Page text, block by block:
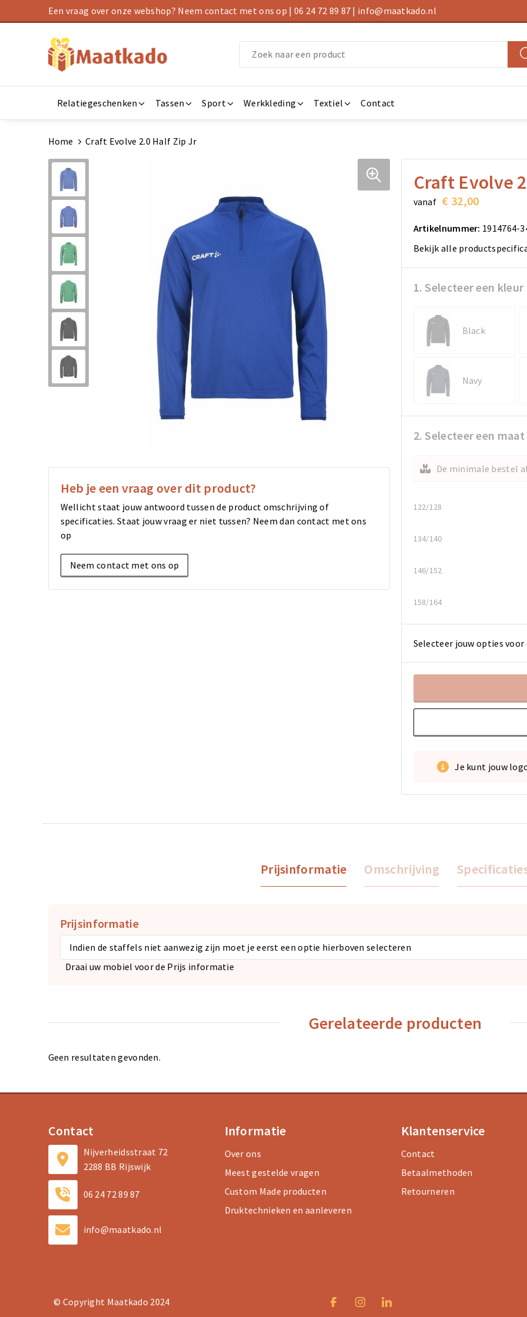
Een vraag over onze webshop? Neem contact met ons op | 06 24 72 89 87 | info@maatkado.nl
Relatiegeschenken Tassen Sport Werkkleding Textiel Contact
Home Craft Evolve 2.0 Half Zip Jr
Heb je een vraag over dit product?
Wellicht staat jouw antwoord tussen de product omschrijving of
specificaties. Staat jouw vraag er niet tussen? Neem dan contact met ons
op
Neem contact met ons op
Craft Evolve
vanaf € 32,00
Artikelnummer: 1914764-
Bekijk alle
1. Selecteer een kleur
Black
Navy
2. Selecteer een maat
De minimale bestel
122/128
134/140
146/152
158/164
Selecteer jouw opties voor
Je kunt jouw
Prijsinformatie Omschrijving
Prijsinformatie
Indien de staffels niet aanwezig zijn moet je eerst een optie hierboven selecteren
Draai uw mobiel voor de Prijs informatie
Gerelateerde producten
Geen resultaten gevonden.
Contact
Nijverheidsstraat 72
2288 BB Rijswijk
06 24 72 89 87
info@maatkado.nl
Informatie
Over ons
Meest gestelde vragen
Custom Made producten
Druktechnieken en aanleveren
Klantenservice
Contact
Betaalmethoden
Retourneren
© Copyright Maatkado 2024